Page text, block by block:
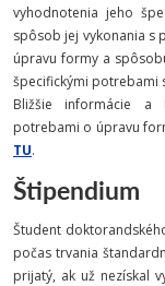
vyhodnotenia jeho
spôsob jej vykonania s
úpravu formy a
špecifickými potrebami
Bližšie informácie a
potrebami o úpravu
TU.
Štipendium
Študent
počas trvania
prijatý, ak už nezískal